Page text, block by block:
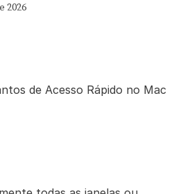
2026
de Acesso Rápido no Mac